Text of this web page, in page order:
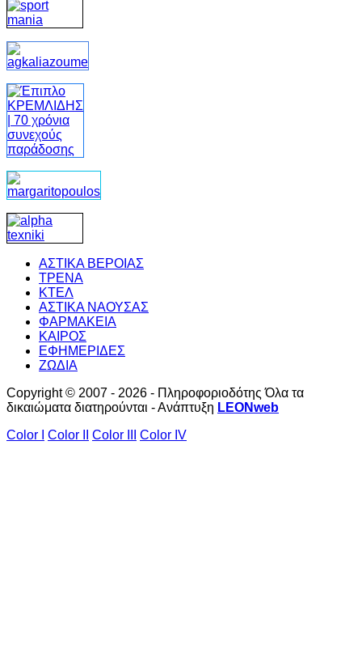
ΑΣΤΙΚΑ ΒΕΡΟΙΑΣ
ΤΡΕΝΑ
ΚΤΕΛ
ΑΣΤΙΚΑ ΝΑΟΥΣΑΣ
ΦΑΡΜΑΚΕΙΑ
ΚΑΙΡΟΣ
ΕΦΗΜΕΡΙΔΕΣ
ΖΩΔΙΑ
Copyright © 2007 - 2026 - Πληροφοριοδότης Όλα τα
δικαιώματα διατηρούνται - Ανάπτυξη LEONweb
Color I
Color II Color III Color IV